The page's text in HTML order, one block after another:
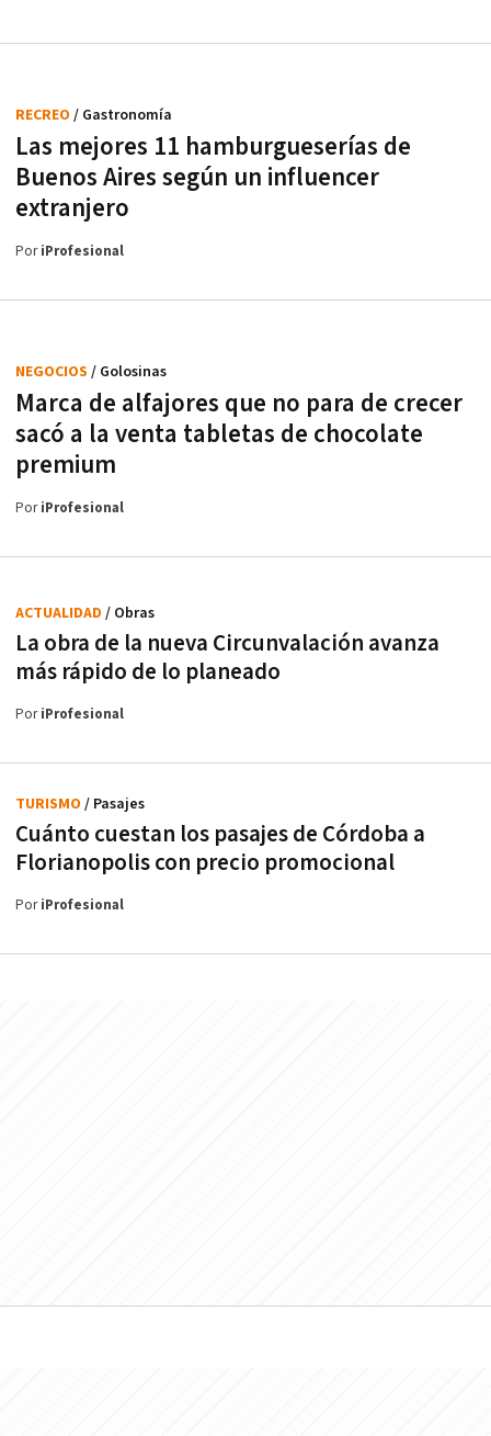
Las mejores 11 hamburgueserías de
Buenos Aires según un influencer
extranjero
RECREO / Gastronomía
PoriProfesional
Marca de alfajores que no para de crecer
sacó a la venta tabletas de chocolate
premium
NEGOCIOS / Golosinas
PoriProfesional
La obra de la nueva Circunvalación avanza
más rápido de lo planeado
ACTUALIDAD / Obras
PoriProfesional
Cuánto cuestan los pasajes de Córdoba a
Florianopolis con precio promocional
TURISMO / Pasajes
PoriProfesional